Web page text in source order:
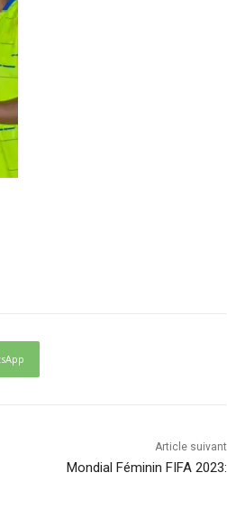
Article suivant
Mondial Féminin FIFA 2023: